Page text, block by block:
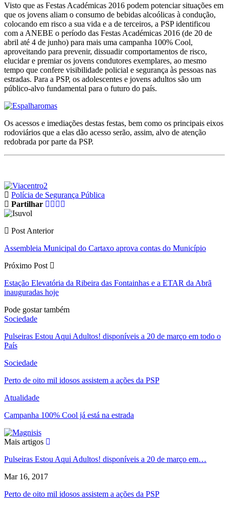
Visto que as Festas Académicas 2016 podem potenciar situações em
que os jovens aliam o consumo de bebidas alcoólicas à condução,
colocando em risco a sua vida e a de terceiros, a PSP identificou
com a ANEBE o período das Festas Académicas 2016 (de 20 de
abril até 4 de junho) para mais uma campanha 100% Cool,
aproveitando para prevenir, dissuadir comportamentos de risco,
elucidar e premiar os jovens condutores exemplares, ao mesmo
tempo que confere visibilidade policial e segurança às pessoas nas
estradas. Para a PSP, os adolescentes e jovens adultos são um
público-alvo fundamental para o futuro do país.
Os acessos e imediações destas festas, bem como os principais eixos
rodoviários que a elas dão acesso serão, assim, alvo de atenção
redobrada por parte da PSP.
Polícia de Segurança Pública
Partilhar
Post Anterior
Assembleia Municipal do Cartaxo aprova contas do Município
Próximo Post
Estação Elevatória da Ribeira das Fontainhas e a ETAR da Abrã
inauguradas hoje
Pode gostar também
Sociedade
Pulseiras Estou Aqui Adultos! disponíveis a 20 de março em todo o
País
Sociedade
Perto de oito mil idosos assistem a ações da PSP
Atualidade
Campanha 100% Cool já está na estrada
Mais artigos
Pulseiras Estou Aqui Adultos! disponíveis a 20 de março em…
Mar 16, 2017
Perto de oito mil idosos assistem a ações da PSP